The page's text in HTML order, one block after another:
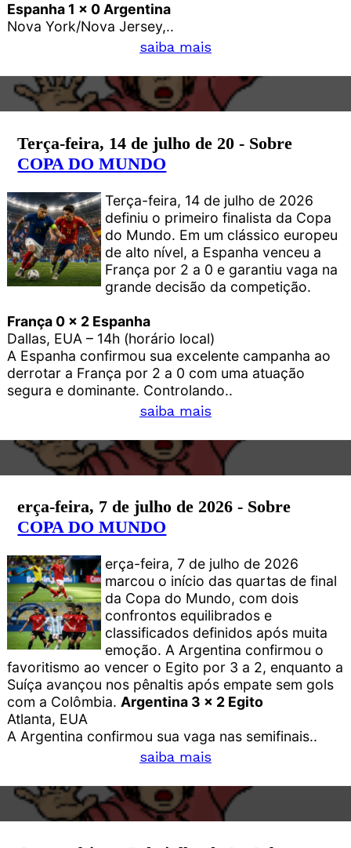
Espanha 1 x 0 Argentina
Nova York/Nova Jersey,..
saiba mais
Terça-feira, 14 de julho de 20 - Sobre
COPA DO MUNDO
Terça-feira, 14 de julho de 2026
definiu o primeiro finalista da Copa
do Mundo. Em um clássico europeu
de alto nível, a Espanha venceu a
França por 2 a 0 e garantiu vaga na
grande decisão da competição.
França 0 x 2 Espanha
Dallas, EUA – 14h (horário local)
A Espanha confirmou sua excelente campanha ao
derrotar a França por 2 a 0 com uma atuação
segura e dominante. Controlando..
saiba mais
erça-feira, 7 de julho de 2026 - Sobre
COPA DO MUNDO
erça-feira, 7 de julho de 2026
marcou o início das quartas de final
da Copa do Mundo, com dois
confrontos equilibrados e
classificados definidos após muita
emoção. A Argentina confirmou o
favoritismo ao vencer o Egito por 3 a 2, enquanto a
Suíça avançou nos pênaltis após empate sem gols
com a Colômbia.Argentina 3 x 2 Egito
Atlanta, EUA
A Argentina confirmou sua vaga nas semifinais..
saiba mais